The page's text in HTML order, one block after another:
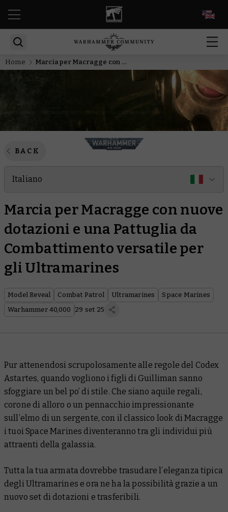
Home Marcia per Macragge con nuove dotazioni e una Pattuglia da Combattimento versatile per gli Ultramarines
BACK
Italiano
Marcia per Macragge con nuove
dotazioni e una Pattuglia da
Combattimento versatile per
gli Ultramarines
Model Reveal Combat Patrol Ultramarines
Space Marines
Warhammer 40,000
29 set 25
Pur attenendosi scrupolosamente alle regole del Codex
Astartes, quando vogliono i figli di Guilliman sanno
sfoggiare un bel po’ di stile. Che siano aquile regali,
corone di alloro o un pennacchio impressionante
sull’elmo di un sergente, con il classico look di Macragge
i tuoi Space Marines diventeranno tra gli individui più
attraenti della galassia.
Tutta la tua armata dovrebbe trasudare l’eleganza tipica
degli Ultramarines e ora ne ha la possibilità grazie a un
nuovo set di dotazioni e trasferibili.